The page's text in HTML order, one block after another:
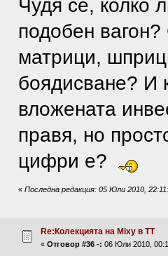
Чудя се, колко
подобен
матрици,
боядисване? И
вложената
правя, но
цифри е?
«Последна редакция: 05 Юли 2010,
Re:Колекцията на Mixy в ТТ
«Отговор #36 -: 06 Юли 2010,